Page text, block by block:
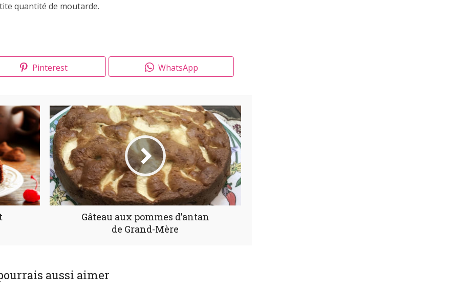
quantité de moutarde.
Pinterest WhatsApp
Gâteau aux pommes d’antan
de Grand-Mère
aussi aimer